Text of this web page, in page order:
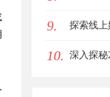
9. 探索线
力与未
10. 深入探秘